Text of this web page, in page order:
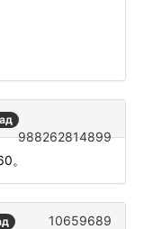
988262814899
。
10659689